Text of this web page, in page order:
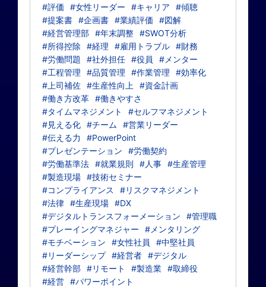
#評価
#女性リーダー #キャリア
#傾聴
#提案書 #企画書 #業績評価
#図解
#経営管理部 #年末調整 #SWOT分析
#所得控除
#経理 #雇用トラブル #財務
#労働問題
#社外担任 #役員
#メンター
#工程管理
#品質管理 #作業管理
#効率化
#上司補佐 #生産性向上
#資金計画
#働き方改革 #働きやすさ
#タイムマネジメント
#セルフマネジメント
#見える化 #チーム
#営業リーダー
#伝える力
#PowerPoint
#プレゼンテーション
#労働契約
#労働基準法 #就業規則 #人事 #生産管理
#製造現場 #技術セミナー
#コンプライアンス
#リスクマネジメント
#法律 #生産現場 #DX
#デジタルトランスフォーメーション
#管理職
#プレーイングマネジャー
#メンタリング
#モチベーション
#女性社員
#中堅社員
#リーダーシップ #経営者 #デジタル
#経営幹部 #リモート #製造業 #取締役
#経営 #パワーポイント